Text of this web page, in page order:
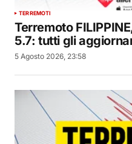
TERREMOTI
Terremoto
5.7: tutti gli
5 Agosto 2026, 23:58